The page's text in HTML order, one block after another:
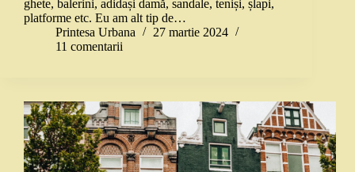
ghete, balerini, adidași damă, sandale, teniși, șlapi,
platforme etc. Eu am alt tip de…
Printesa Urbana
27 martie 2024
11 comentarii